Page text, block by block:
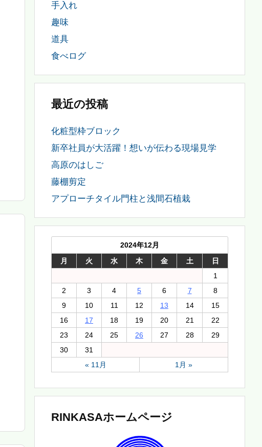
手入れ
趣味
道具
食べログ
最近の投稿
化粧型枠ブロック
新卒社員が大活躍！想いが伝わる現場見学
高原のはしご
藤棚剪定
アプローチタイル門柱と浅間石植栽
2024年12月
月
火 水 木 金 土
日
1
2
3 4 5 6 7
8
9
10 11 12 13 14
15
16
17 18 19 20 21
22
23
24 25 26 27 28
29
30
31
« 11月
1月 »
RINKASAホームページ